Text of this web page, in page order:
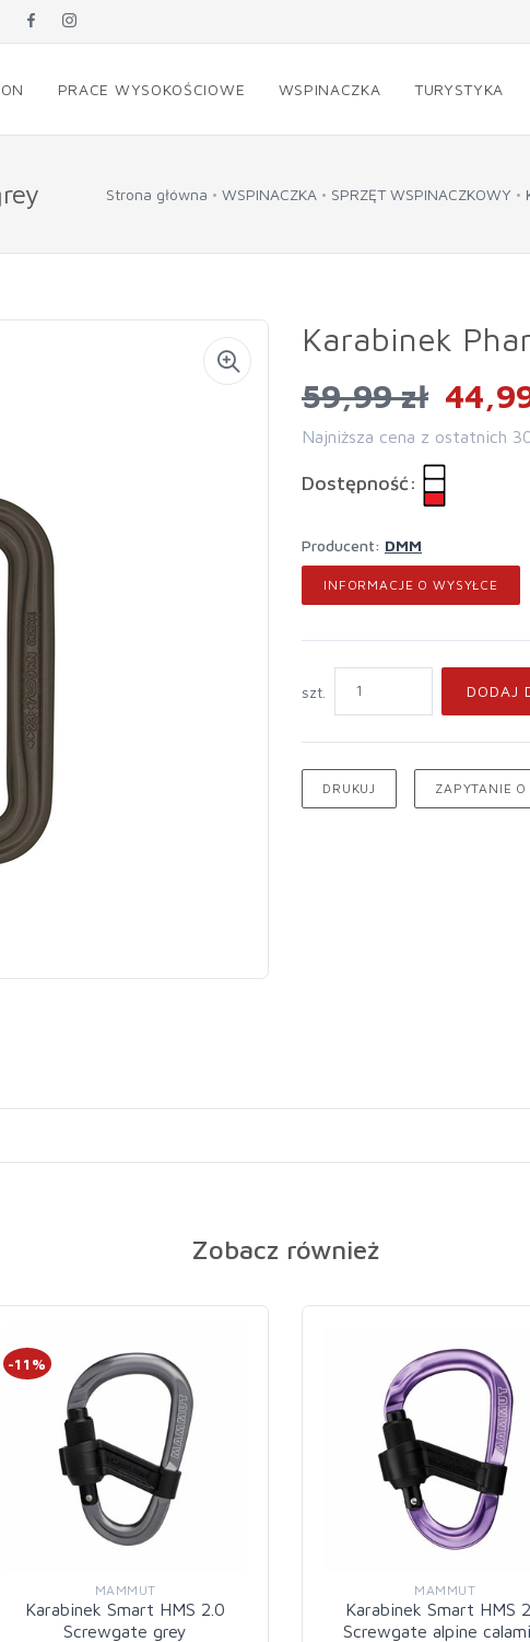
ON PRACE WYSOKOŚCIOWE WSPINACZKA TURYSTYKA
Strona główna WSPINACZKA SPRZĘT WSPINACZKOWY
Karabinek
59,99 zł
Najniższa cena z ostatnich
Dostępność:
Producent: DMM
INFORMACJE O WYSYŁCE
szt. DODAJ
DRUKUJ ZAPYTANIE
Zobacz również
-11%
MAMMUT
Karabinek Smart HMS 2.0
Screwgate grey
MAMMUT
Karabinek Smart HMS
Screwgate alpine